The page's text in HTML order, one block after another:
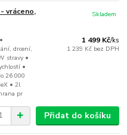
vráceno,
drcení,
stravy •
•
26 000
• 2l
pr
1 499 Kč/ks
1 239 Kč bez DPH
Skladem
Přidat do košíku